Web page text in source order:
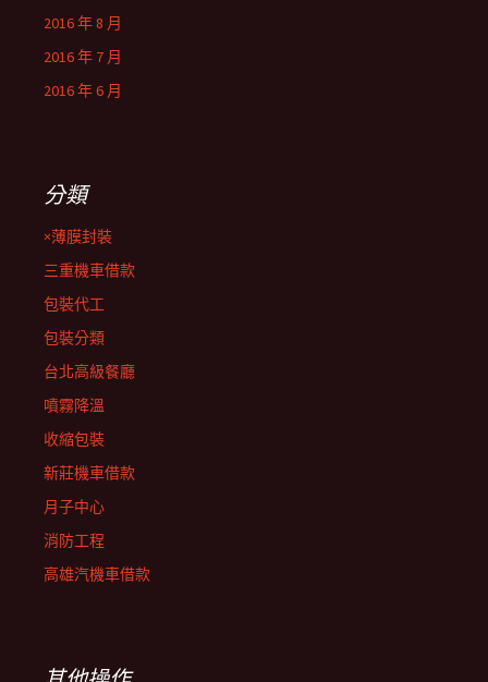
2016 年 8 月
2016 年 7 月
2016 年 6 月
分類
×薄膜封裝
三重機車借款
包裝代工
包裝分類
台北高級餐廳
噴霧降溫
收縮包裝
新莊機車借款
月子中心
消防工程
高雄汽機車借款